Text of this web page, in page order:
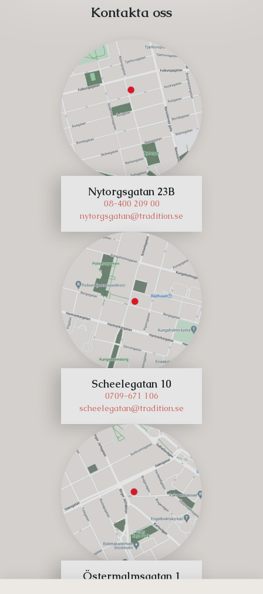
Kontakta oss
Nytorgsgatan 23B
08-400 209 00
nytorgsgatan@tradition.se
Scheelegatan 10
0709-671 106
scheelegatan@tradition.se
Östermalmsgatan 1